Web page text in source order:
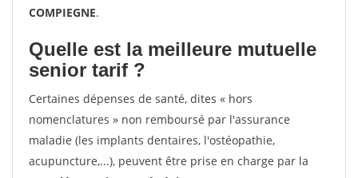
COMPIEGNE.
Quelle est la meilleure mutuelle
senior tarif ?
Certaines dépenses de santé, dites « hors
nomenclatures » non remboursé par l'assurance
maladie (les implants dentaires, l'ostéopathie,
acupuncture,...), peuvent être prise en charge par la